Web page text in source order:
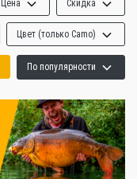
Цена Скидка
Цвет (только Camo)
По популярности